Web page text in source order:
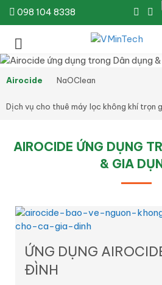
098 104 8338
Airocide NaOClean
Dịch vụ cho thuê máy lọc không khí trọn
AIROCIDE ỨNG DỤNG
& GIA
ỨNG DỤNG
ĐÌNH